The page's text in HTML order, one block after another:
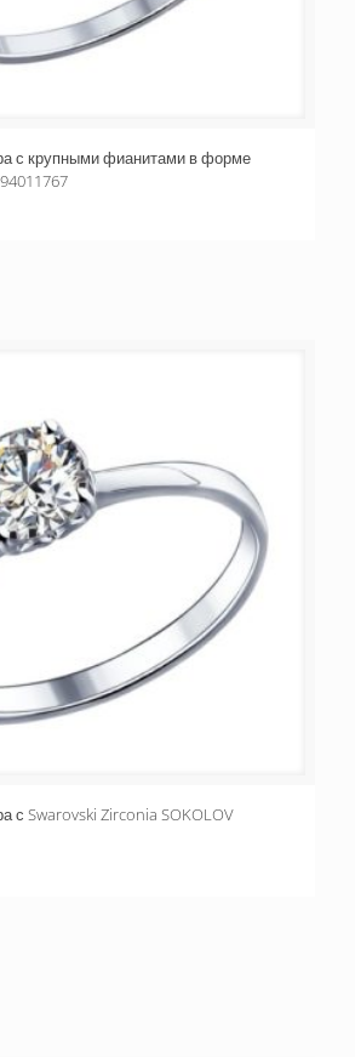
с крупными фианитами в форме
с Swarovski Zirconia SOKOLOV